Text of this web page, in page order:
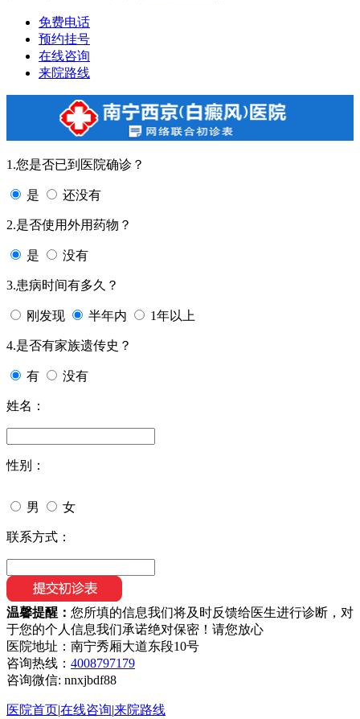
免费电话
预约挂号
在线咨询
来院路线
1.您是否已到医院确诊？
是 还没有
2.是否使用外用药物？
是 没有
3.患病时间有多久？
刚发现 半年内 1年以上
4.是否有家族遗传史？
有 没有
姓名：
性别：
男 女
联系方式：
温馨提醒： 您所填的信息我们将及时反馈给医生进行诊断，对
于您的个人信息我们承诺绝对保密！请您放心
医院地址：南宁秀厢大道东段10号
咨询热线： 4008797179
咨询微信: nnxjbdf88
医院首页|在线咨询|来院路线